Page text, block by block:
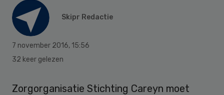
Skipr Redactie
7 november 2016, 15:56
32 keer gelezen
Zorgorganisatie Stichting Careyn moet